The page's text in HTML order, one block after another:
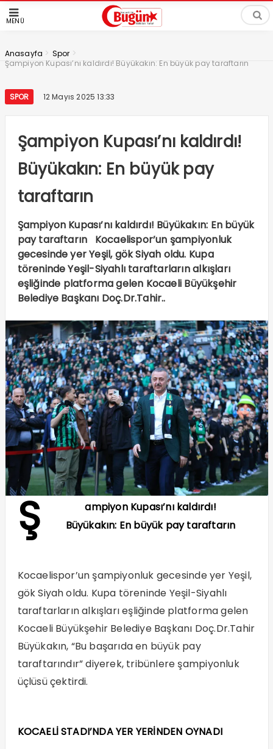
MENÜ
Anasayfa > Spor >
Şampiyon Kupası’nı kaldırdı! Büyükakın: En büyük pay taraftarın
SPOR 12 Mayıs 2025 13:33
Şampiyon Kupası’nı kaldırdı!
Büyükakın: En büyük pay
taraftarın
Şampiyon Kupası’nı kaldırdı! Büyükakın: En büyük
pay taraftarın Kocaelispor’un şampiyonluk
gecesinde yer Yeşil, gök Siyah oldu. Kupa
töreninde Yeşil-Siyahlı taraftarların alkışları
eşliğinde platforma gelen Kocaeli Büyükşehir
Belediye Başkanı Doç.Dr.Tahir..
Ş
ampiyon Kupası’nı kaldırdı!
Büyükakın: En büyük pay taraftarın
Kocaelispor’un şampiyonluk gecesinde yer Yeşil,
gök Siyah oldu. Kupa töreninde Yeşil-Siyahlı
taraftarların alkışları eşliğinde platforma gelen
Kocaeli Büyükşehir Belediye Başkanı Doç.Dr.Tahir
Büyükakın, “Bu başarıda en büyük pay
taraftarındır” diyerek, tribünlere şampiyonluk
üçlüsü çektirdi.
KOCAELİ STADI’NDA YER YERİNDEN OYNADI